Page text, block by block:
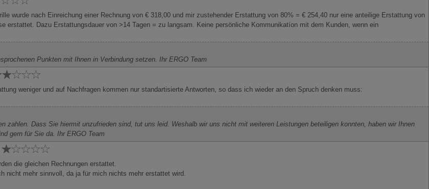
wurde nach Einreichung einer Rechnung von € 318,00 und mir zustehender Erstattung von 80% = € 254,40 nur eine anteilige Erstattung von
erstattet. Dazu Erstattungsdauer von >14 Tagen = zu langsam. Keine persönliche Kommunikatíon mit dem Kunden, wenn ein
Punkten mit Ihnen in Verbindung setzen. Ihr ERGO Team
weniger und auf Nachfragen kommen nur standartisierte Antworten, so dass ich wieder an den Spruch denken muss:
zahlen. Dass Sie hiermit unzufrieden sind, tut uns leid. Weshalb wir uns nicht mit weiteren Leistungen beteiligen konnten, haben wir Ihnen
gern für Sie da. Ihr ERGO Team
die gleichen Rechnungen erstattet.
nicht mehr sinnvoll, da ja für mich nichts mehr erstattet wird.